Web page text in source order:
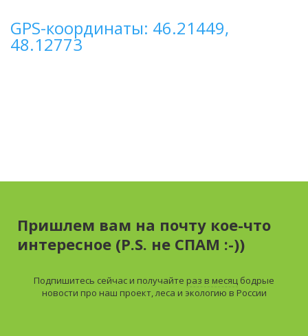
GPS-координаты: 46.21449,
48.12773
Пришлем вам на почту кое-что
интересное (P.S. не СПАМ :-))
Подпишитесь сейчас и получайте раз в месяц бодрые
новости про наш проект, леса и экологию в России